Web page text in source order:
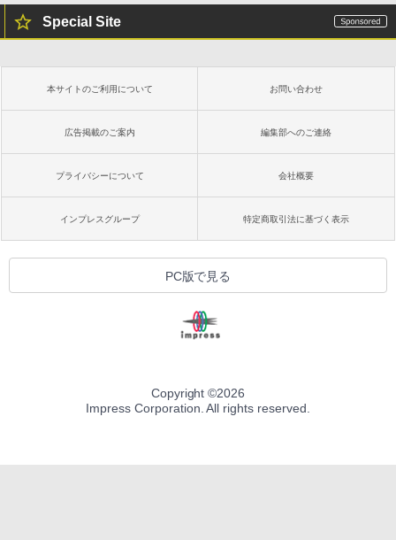
Special Site
本サイトのご利用について お問い合わせ
広告掲載のご案内 編集部へのご連絡
プライバシーについて 会社概要
インプレスグループ 特定商取引法に基づく表示
PC版で見る
Copyright ©2026
Impress Corporation. All rights reserved.